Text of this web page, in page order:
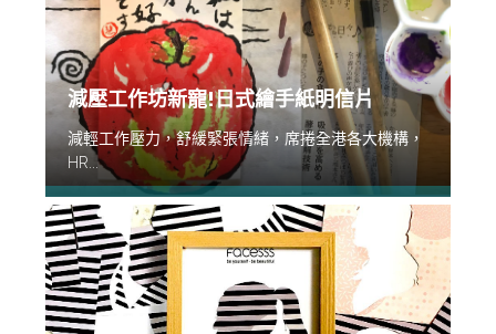
減壓工作坊新寵!日式繪手紙明信片
減輕工作壓力，舒緩緊張情緒，席捲全港各大機構，
HR...